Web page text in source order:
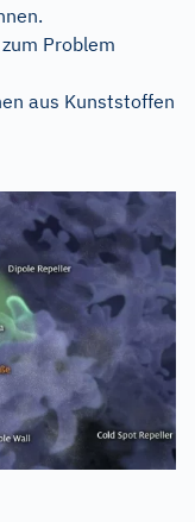
Problem
aus Kunststoffen